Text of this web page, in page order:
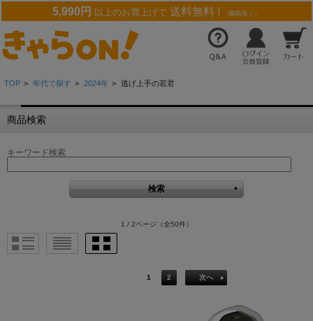
5,990円 以上のお買上げで 送料無料 ! （離島除く）
TOP > 年代で探す > 2024年 > 逃げ上手の若君
商品検索
キーワード検索
1 / 2ページ （全50件）
1 2 次へ